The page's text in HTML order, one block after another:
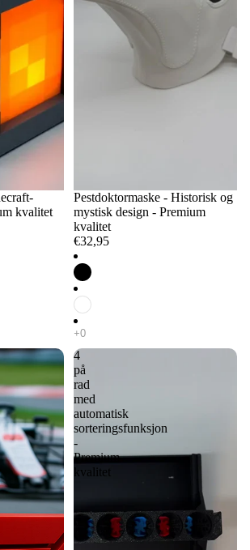
kvalitet
Pestdoktormaske - Historisk og
mystisk design - Premium
kvalitet
€32,95
4
på
rad
med
automatisk
sorteringsfunksjon
-
Premium
kvalitet